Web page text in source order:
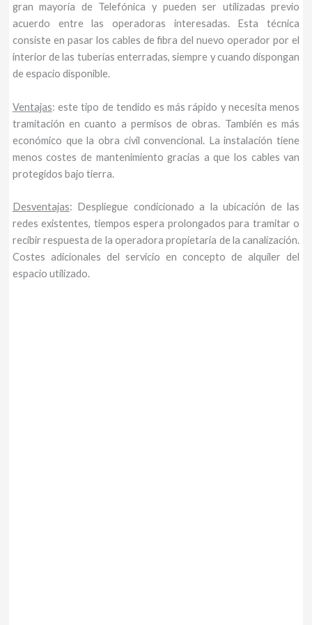
gran mayoría de Telefónica y pueden ser utilizadas previo
acuerdo entre las operadoras interesadas. Esta técnica
consiste en pasar los cables de fibra del nuevo operador por el
interior de las tuberías enterradas, siempre y cuando dispongan
de espacio disponible.
Ventajas: este tipo de tendido es más rápido y necesita menos
tramitación en cuanto a permisos de obras. También es más
económico que la obra civil convencional. La instalación tiene
menos costes de mantenimiento gracias a que los cables van
protegidos bajo tierra.
Desventajas: Despliegue condicionado a la ubicación de las
redes existentes, tiempos espera prolongados para tramitar o
recibir respuesta de la operadora propietaria de la canalización.
Costes adicionales del servicio en concepto de alquiler del
espacio utilizado.